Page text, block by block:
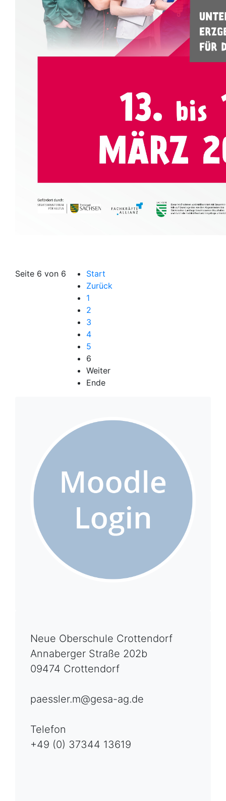
Seite 6 von 6
Start
Zurück
1
2
3
4
5
6
Weiter
Ende
Neue Oberschule Crottendorf
Annaberger Straße 202b
09474 Crottendorf
paessler.m@gesa-ag.de
Telefon
+49 (0) 37344 13619